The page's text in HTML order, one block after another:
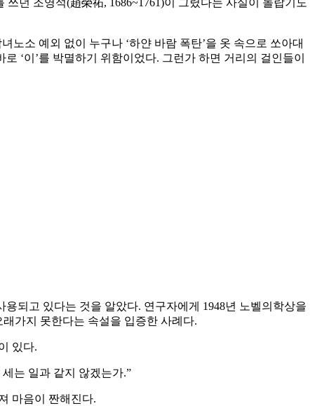
던 조영석(趙榮祏, 1686~1761)이 그렸다는 사실이 놀랍기도
노소 예외 없이 누구나 ‘하얀 바람 폭탄’을 옷 속으로 쏘아대
‘이’를 박멸하기 위함이었다. 그런가 하면 거리의 걸인들이
되고 있다는 것을 알았다. 연구자에게 1948년 노벨의학상을
래가지 못한다는 속설을 입증한 사례다.
있다.
는 일과 같지 않겠는가.”
마음이 짠해진다.